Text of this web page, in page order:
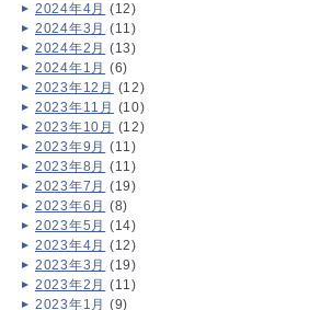
2024年4月 (12)
2024年3月 (11)
2024年2月 (13)
2024年1月 (6)
2023年12月 (12)
2023年11月 (10)
2023年10月 (12)
2023年9月 (11)
2023年8月 (11)
2023年7月 (19)
2023年6月 (8)
2023年5月 (14)
2023年4月 (12)
2023年3月 (19)
2023年2月 (11)
2023年1月 (9)